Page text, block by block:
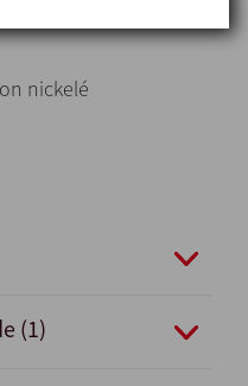
nickelé
(1)